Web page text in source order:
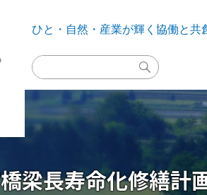
ひと・自然・産業が輝く 協働と共
検
索
実
行
梁長寿命化修繕計